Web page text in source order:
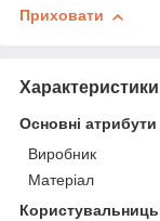
Приховати
Характеристики
Основні атрибути
Виробник
Матеріал